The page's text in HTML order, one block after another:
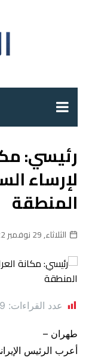
رئيسي:
لإرساء
المنطقة
الثلاثاء, 29 نوفمبر 2022, 13:13
عدد القراءات:
طهران –
أعرب الرئيس